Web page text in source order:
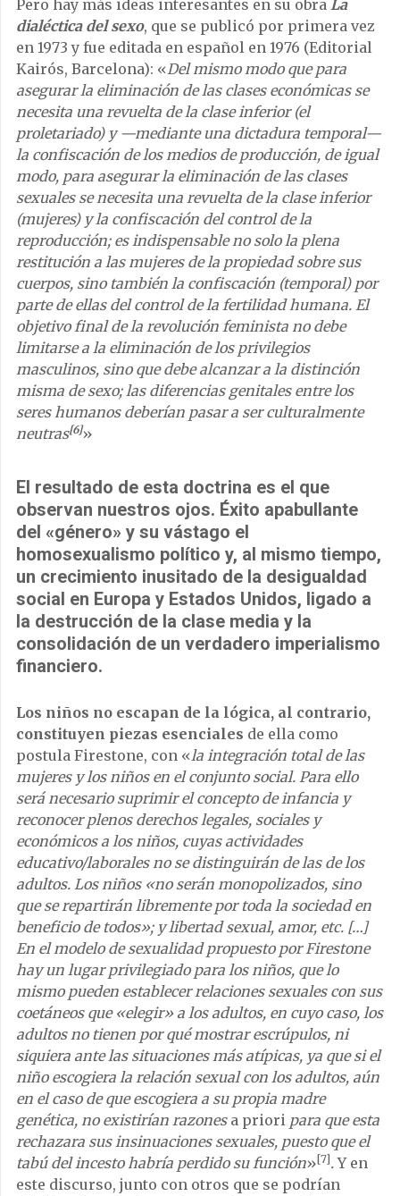
Pero hay más ideas interesantes en su obra La
dialéctica del sexo, que se publicó por primera vez
en 1973 y fue editada en español en 1976 (Editorial
Kairós, Barcelona): «Del mismo modo que para
asegurar la eliminación de las clases económicas se
necesita una revuelta de la clase inferior (el
proletariado) y —mediante una dictadura temporal—
la confiscación de los medios de producción, de igual
modo, para asegurar la eliminación de las clases
sexuales se necesita una revuelta de la clase inferior
(mujeres) y la confiscación del control de la
reproducción; es indispensable no solo la plena
restitución a las mujeres de la propiedad sobre sus
cuerpos, sino también la confiscación (temporal) por
parte de ellas del control de la fertilidad humana. El
objetivo final de la revolución feminista no debe
limitarse a la eliminación de los privilegios
masculinos, sino que debe alcanzar a la distinción
misma de sexo; las diferencias genitales entre los
seres humanos deberían pasar a ser culturalmente
neutras[6]»
El resultado de esta doctrina es el que
observan nuestros ojos. Éxito apabullante
del «género» y su vástago el
homosexualismo político y, al mismo tiempo,
un crecimiento inusitado de la desigualdad
social en Europa y Estados Unidos, ligado a
la destrucción de la clase media y la
consolidación de un verdadero imperialismo
financiero.
Los niños no escapan de la lógica, al contrario,
constituyen piezas esenciales de ella como
postula Firestone, con «la integración total de las
mujeres y los niños en el conjunto social. Para ello
será necesario suprimir el concepto de infancia y
reconocer plenos derechos legales, sociales y
económicos a los niños, cuyas actividades
educativo/laborales no se distinguirán de las de los
adultos. Los niños «no serán monopolizados, sino
que se repartirán libremente por toda la sociedad en
beneficio de todos»; y libertad sexual, amor, etc. […]
En el modelo de sexualidad propuesto por Firestone
hay un lugar privilegiado para los niños, que lo
mismo pueden establecer relaciones sexuales con sus
coetáneos que «elegir» a los adultos, en cuyo caso, los
adultos no tienen por qué mostrar escrúpulos, ni
siquiera ante las situaciones más atípicas, ya que si el
niño escogiera la relación sexual con los adultos, aún
en el caso de que escogiera a su propia madre
genética, no existirían razones a priori para que esta
rechazara sus insinuaciones sexuales, puesto que el
tabú del incesto habría perdido su función» [7] .Y en
este discurso, junto con otros que se podrían